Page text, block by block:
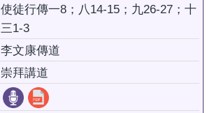
使徒行傳一8；八14-15；九26-27；十
三1-3
李文康傳道
崇拜講道